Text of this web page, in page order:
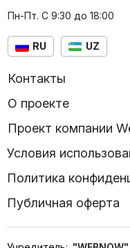
Пн-Пт. С 9:30 до 18:00
RU UZ
Контакты
О проекте
Проект компании
Условия
Политика
Публичная оферта